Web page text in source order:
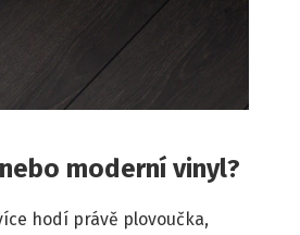
moderní vinyl?
hodí právě plovoučka,